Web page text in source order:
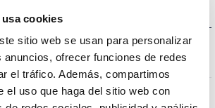
cookies
sitio web se usan para personalizar
anuncios, ofrecer funciones de redes
el tráfico. Además, compartimos
el uso que haga del sitio web con
de coleur
3000K-4000K-
6500K
rendu des
80